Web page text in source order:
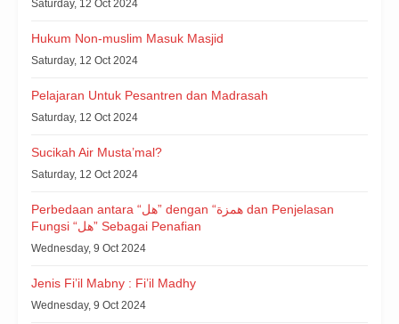
Saturday, 12 Oct 2024
Hukum Non-muslim Masuk Masjid
Saturday, 12 Oct 2024
Pelajaran Untuk Pesantren dan Madrasah
Saturday, 12 Oct 2024
Sucikah Air Musta’mal?
Saturday, 12 Oct 2024
Perbedaan antara “هل” dengan “همزة dan Penjelasan
Fungsi “هل” Sebagai Penafian
Wednesday, 9 Oct 2024
Jenis Fi’il Mabny : Fi’il Madhy
Wednesday, 9 Oct 2024